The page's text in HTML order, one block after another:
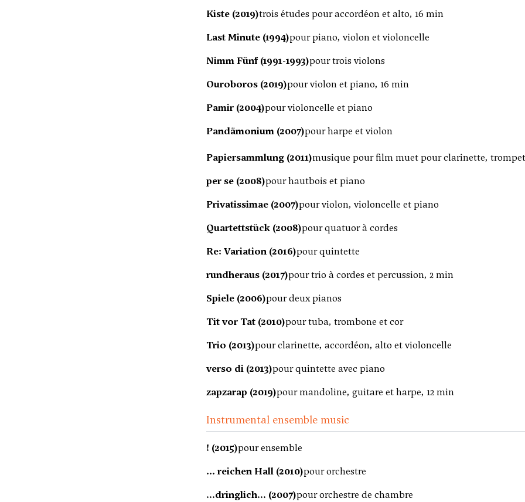
Kiste (2019)trois études pour accordéon et alto, 16 min
Last Minute (1994)pour piano, violon et violoncelle
Nimm Fünf (1991-1993)pour trois violons
Ouroboros (2019)pour violon et piano, 16 min
Pamir (2004)pour violoncelle et piano
Pandämonium (2007)pour harpe et violon
Papiersammlung (2011)musique pour film muet pour clarinette,
per se (2008)pour hautbois et piano
Privatissimae (2007)pour violon, violoncelle et piano
Quartettstück (2008)pour quatuor à cordes
Re: Variation (2016)pour quintette
rundheraus (2017)pour trio à cordes et percussion, 2 min
Spiele (2006)pour deux pianos
Tit vor Tat (2010)pour tuba, trombone et cor
Trio (2013)pour clarinette, accordéon, alto et violoncelle
verso di (2013)pour quintette avec piano
zapzarap (2019)pour mandoline, guitare et harpe, 12 min
Instrumental ensemble music
! (2015)pour ensemble
... reichen Hall (2010)pour orchestre
...dringlich... (2007)pour orchestre de chambre